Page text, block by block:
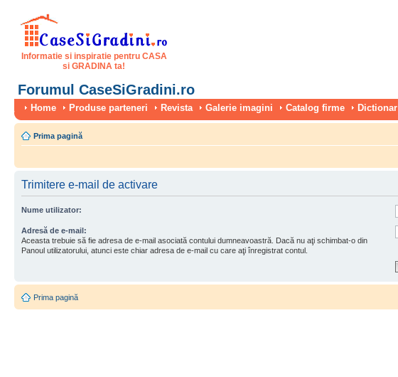
Informatie si inspiratie pentru CASA
si GRADINA ta!
Forumul CaseSiGradini.ro
Home Produse parteneri Revista Galerie imagini Catalog firme Dictionar
Prima pagină
Trimitere e-mail de activare
Nume utilizator:
Adresă de e-mail:
Aceasta trebuie să fie adresa de e-mail asociată contului dumneavoastră. Dacă nu aţi schimbat-o din
Panoul utilizatorului, atunci este chiar adresa de e-mail cu care aţi înregistrat contul.
Prima pagină